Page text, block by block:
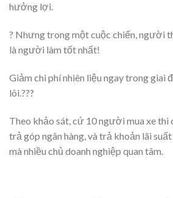
hưởng lợi.
️? Nhưng trong một cuộc chiến, người
là người làm tốt nhất!
️Giảm chi phí nhiên liệu ngay trong giai
lõi.???
Theo khảo sát, cứ 10 người mua xe thì
trả góp ngân hàng, và trả khoản lãi
mà nhiều chủ doanh nghiệp quan tâm.